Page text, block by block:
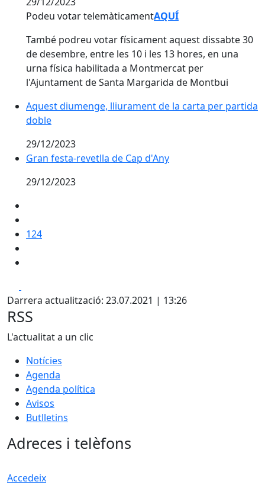
Podeu votar telemàticamentAQUÍ
També podreu votar físicament aquest dissabte 30
de desembre, entre les 10 i les 13 hores, en una
urna física habilitada a Montmercat per
l'Ajuntament de Santa Margarida de Montbui
Aquest diumenge, lliurament de la carta per partida
Aquest diumenge, lliurament de la carta per partida
doble
29/12/2023
Gran festa-revetlla de Cap d'Any
Gran festa-revetlla de Cap d'Any
29/12/2023
124
Darrera actualització: 23.07.2021 | 13:26
RSS
L'actualitat a un clic
Notícies
Agenda
Agenda política
Avisos
Butlletins
Adreces i telèfons
Accedeix